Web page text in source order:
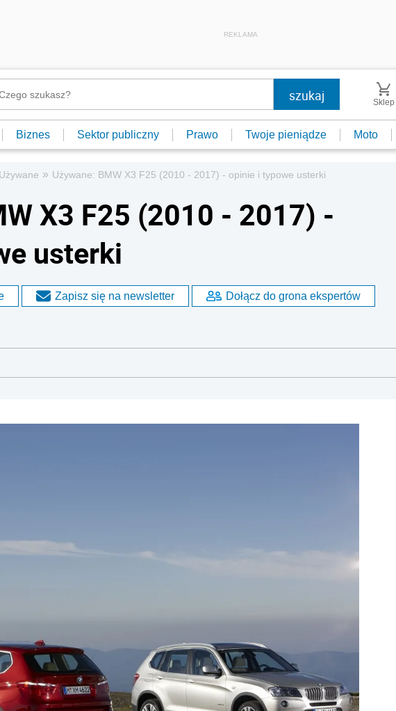
REKLAMA
Sklep
Biznes Sektor publiczny Prawo Twoje pieniądze Moto
Używane » Używane: BMW X3 F25 (2010 - 2017) - opinie i typowe usterki
X3 F25 (2010 - 2017) -
usterki
Zapisz się na newsletter Dołącz do grona ekspertów